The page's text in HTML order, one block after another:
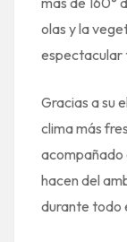
olas y la
espectacular
Gracias a su
clima más
acompañado
hacen del
durante todo